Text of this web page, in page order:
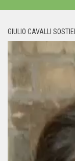
GIULIO CAVALLI
Player